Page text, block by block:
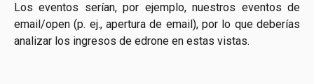
Los eventos serían, por ejemplo, nuestros eventos de
email/open (p. ej., apertura de email), por lo que deberías
analizar los ingresos de edrone en estas vistas.